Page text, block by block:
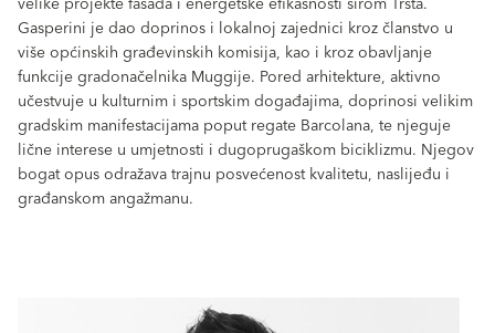
Gasperini je dao doprinos i lokalnoj zajednici kroz članstvo u
više općinskih građevinskih komisija, kao i kroz obavljanje
funkcije gradonačelnika Muggije. Pored arhitekture, aktivno
učestvuje u kulturnim i sportskim događajima, doprinosi velikim
gradskim manifestacijama poput regate Barcolana, te njeguje
lične interese u umjetnosti i dugoprugaškom biciklizmu. Njegov
bogat opus odražava trajnu posvećenost kvalitetu, naslijeđu i
građanskom angažmanu.